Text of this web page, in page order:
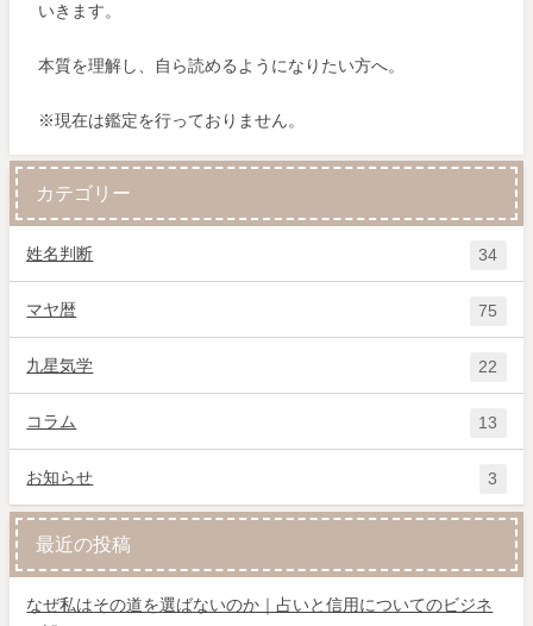
いきます。
本質を理解し、自ら読めるようになりたい方へ。
※現在は鑑定を行っておりません。
カテゴリー
姓名判断 34
マヤ暦 75
九星気学 22
コラム 13
お知らせ 3
最近の投稿
なぜ私はその道を選ばないのか｜占いと信用についてのビジネ